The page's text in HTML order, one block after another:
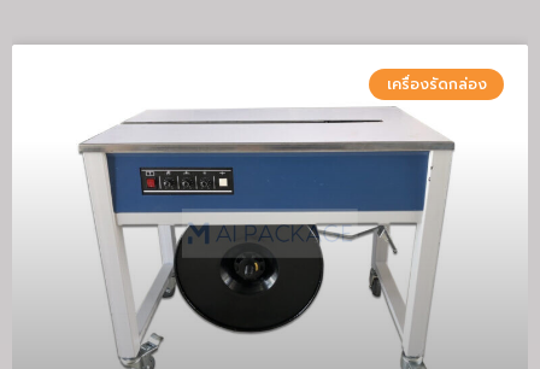
เครื่องรัดกล่อง